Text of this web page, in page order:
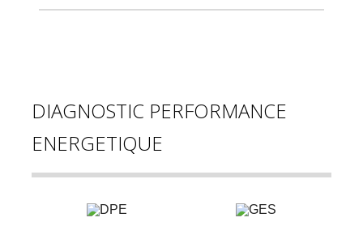
DIAGNOSTIC PERFORMANCE
ENERGETIQUE